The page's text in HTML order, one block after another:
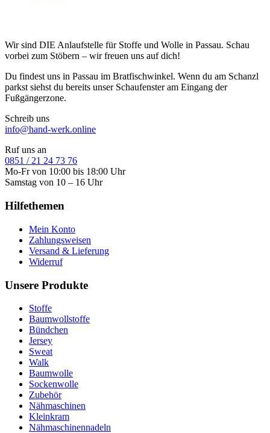
Wir sind DIE Anlaufstelle für Stoffe und Wolle in Passau. Schau
vorbei zum Stöbern – wir freuen uns auf dich!
Du findest uns in Passau im Bratfischwinkel. Wenn du am Schanzl
parkst siehst du bereits unser Schaufenster am Eingang der
Fußgängerzone.
Schreib uns
info@hand-werk.online
Ruf uns an
0851 / 21 24 73 76
Mo-Fr von 10:00 bis 18:00 Uhr
Samstag von 10 – 16 Uhr
Hilfethemen
Mein Konto
Zahlungsweisen
Versand & Lieferung
Widerruf
Unsere Produkte
Stoffe
Baumwollstoffe
Bündchen
Jersey
Sweat
Walk
Baumwolle
Sockenwolle
Zubehör
Nähmaschinen
Kleinkram
Nähmaschinennadeln